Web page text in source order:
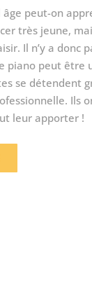
âge peut-on
très jeune,
Il n’y a donc
piano peut être
se détendent
Ils
leur apporter !